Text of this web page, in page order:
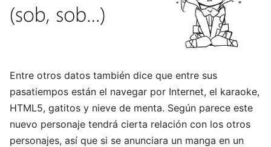
Entre otros datos también dice que entre sus
pasatiempos están el navegar por Internet, el karaoke,
HTML5, gatitos y nieve de menta. Según parece este
nuevo personaje tendrá cierta relación con los otros
personajes, así que si se anunciara un manga en un